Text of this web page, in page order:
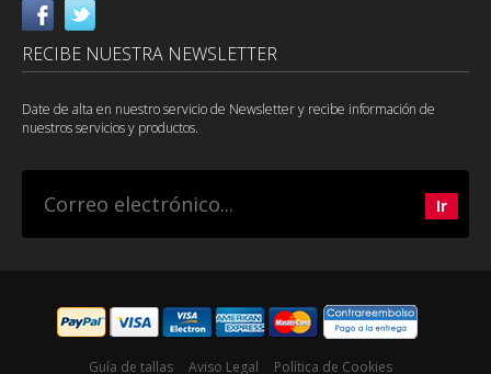
RECIBE NUESTRA NEWSLETTER
Date de alta en nuestro servicio de Newsletter y recibe información de
nuestros servicios y productos.
Guía de tallas Aviso Legal Política de Cookies